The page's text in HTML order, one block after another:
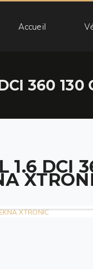
Accueil
360
1.6 DCI